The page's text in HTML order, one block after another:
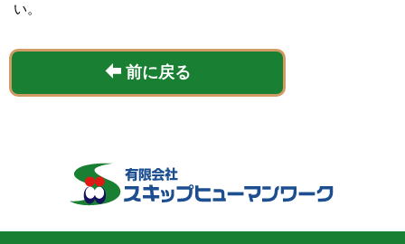
い。
前に戻る